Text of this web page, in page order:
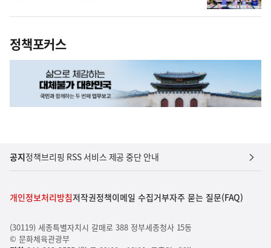
정책포커스
공지정책브리핑 RSS 서비스 제공 중단 안내
개인정보처리방침저작권정책이메일 수집거부자주 묻는 질문(FAQ)
(30119) 세종특별자치시 갈매로 388 정부세종청사 15동
© 문화체육관광부